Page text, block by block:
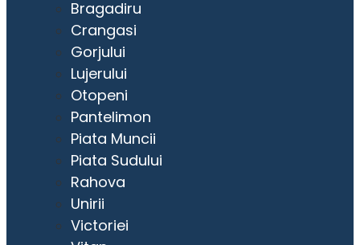
Bragadiru
Crangasi
Gorjului
Lujerului
Otopeni
Pantelimon
Piata Muncii
Piata Sudului
Rahova
Unirii
Victoriei